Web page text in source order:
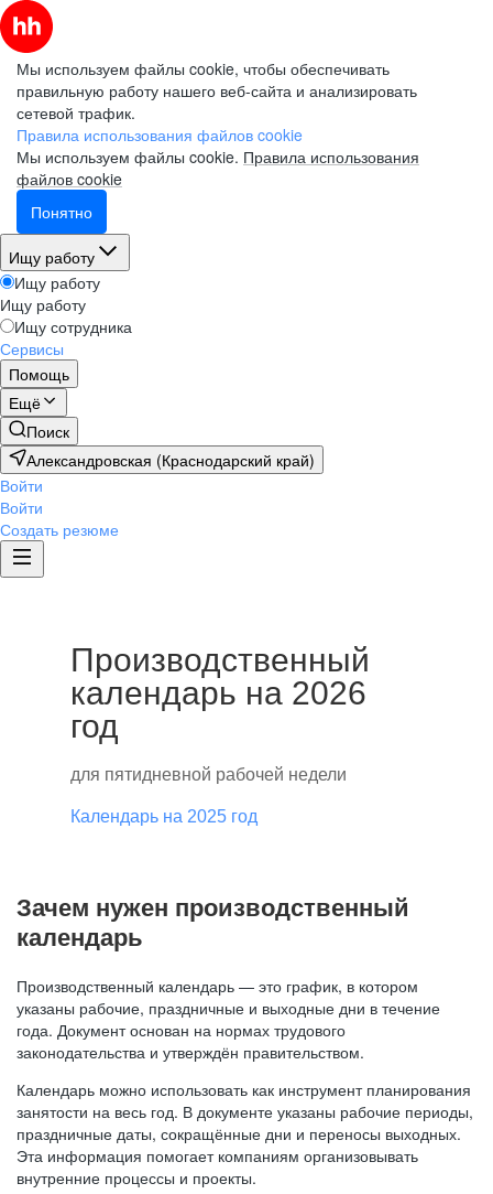
Мы используем файлы cookie, чтобы обеспечивать
правильную работу нашего веб-сайта и анализировать
сетевой трафик.
Правила использования файлов cookie
Мы используем файлы cookie. Правила использования
файлов cookie
Понятно
Ищу работу
Ищу работу
Ищу работу
Ищу сотрудника
Сервисы
Помощь
Ещё
Поиск
Александровская (Краснодарский край)
Войти
Войти
Создать резюме
Производственный
календарь на 2026
год
для пятидневной рабочей недели
Календарь на 2025 год
Зачем нужен производственный
календарь
Производственный календарь — это график, в котором
указаны рабочие, праздничные и выходные дни в течение
года. Документ основан на нормах трудового
законодательства и утверждён правительством.
Календарь можно использовать как инструмент планирования
занятости на весь год. В документе указаны рабочие периоды,
праздничные даты, сокращённые дни и переносы выходных.
Эта информация помогает компаниям организовывать
внутренние процессы и проекты.